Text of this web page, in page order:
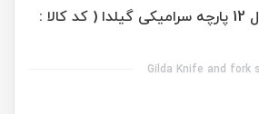
سرویس کارد و چنگال 12 پارچه سرامیکی گیلدا ( کد کالا :
Gilda Knife and fork